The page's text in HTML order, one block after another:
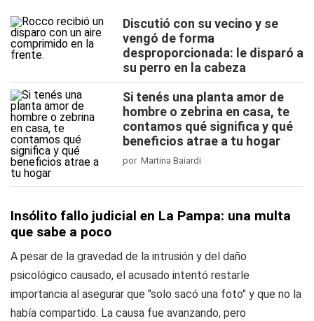
Discutió con su vecino y se
vengó de forma
desproporcionada: le disparó a
su perro en la cabeza
Si tenés una planta amor de
hombre o zebrina en casa, te
contamos qué significa y qué
beneficios atrae a tu hogar
por Martina Baiardi
Insólito fallo judicial en La Pampa: una multa
que sabe a poco
A pesar de la gravedad de la intrusión y del daño
psicológico causado, el acusado intentó restarle
importancia al asegurar que "solo sacó una foto" y que no la
había compartido. La causa fue avanzando, pero